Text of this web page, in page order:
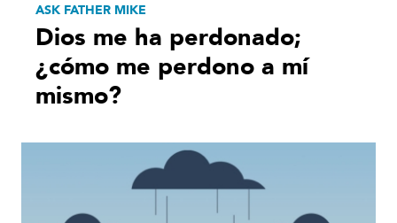
ASK FATHER MIKE
Dios me ha perdonado;
¿cómo me perdono a mí
mismo?